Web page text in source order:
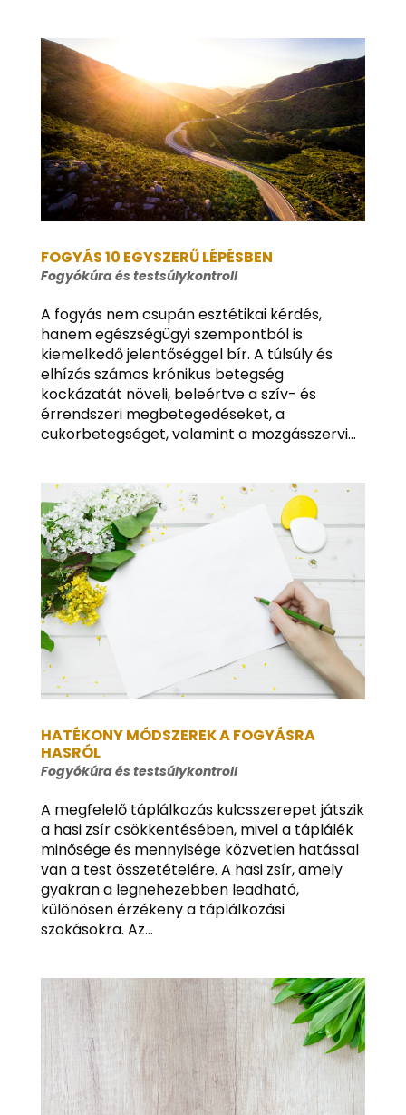
FOGYÁS 10 EGYSZERŰ LÉPÉSBEN
Fogyókúra és testsúlykontroll
A fogyás nem csupán esztétikai kérdés,
hanem egészségügyi szempontból is
kiemelkedő jelentőséggel bír. A túlsúly és
elhízás számos krónikus betegség
kockázatát növeli, beleértve a szív- és
érrendszeri megbetegedéseket, a
cukorbetegséget, valamint a mozgásszervi...
HATÉKONY MÓDSZEREK A FOGYÁSRA
HASRÓL
Fogyókúra és testsúlykontroll
A megfelelő táplálkozás kulcsszerepet játszik
a hasi zsír csökkentésében, mivel a táplálék
minősége és mennyisége közvetlen hatással
van a test összetételére. A hasi zsír, amely
gyakran a legnehezebben leadható,
különösen érzékeny a táplálkozási
szokásokra. Az...